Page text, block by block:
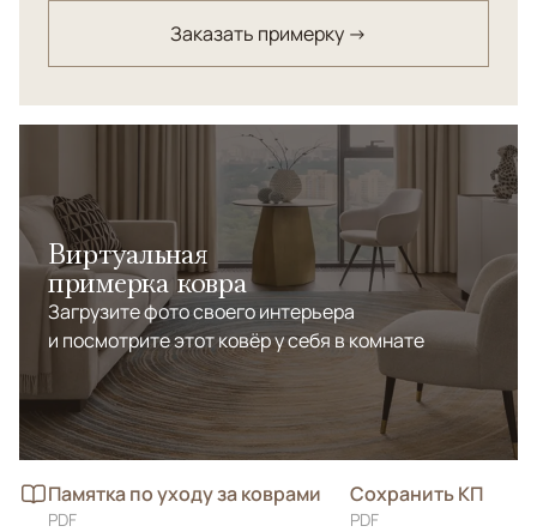
подчеркивая аутентичную восточную эстетику.
Заказать примерку →
Виртуальная
примерка ковра
Загрузите фото своего интерьера
и посмотрите этот ковёр у себя в комнате
Памятка по уходу за коврами
PDF
Сохранить КП
PDF